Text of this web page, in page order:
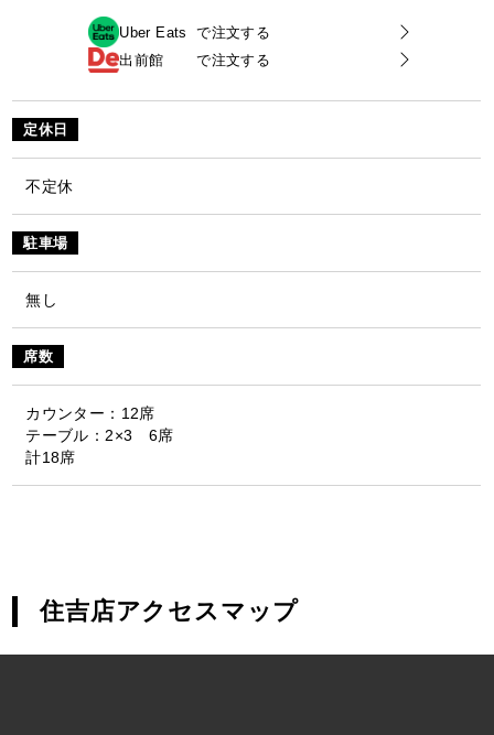
Uber Eats
で注文する
出前館
で注文する
定休日
不定休
駐車場
無し
席数
カウンター：12席
テーブル：2×3 6席
計18席
住吉店アクセスマップ